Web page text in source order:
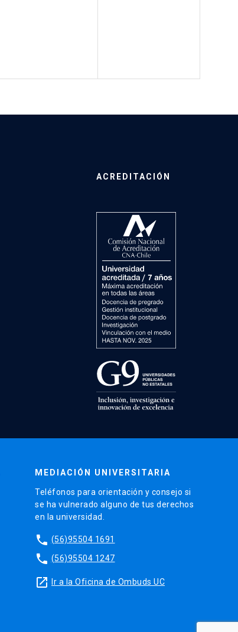
ACREDITACIÓN
MEDIACIÓN UNIVERSITARIA
Teléfonos para orientación y consejo si
se ha vulnerado alguno de tus derechos
en la universidad.
phone (56)95504 1691
phone (56)95504 1247
launch Ir a la Oficina de Ombuds UC